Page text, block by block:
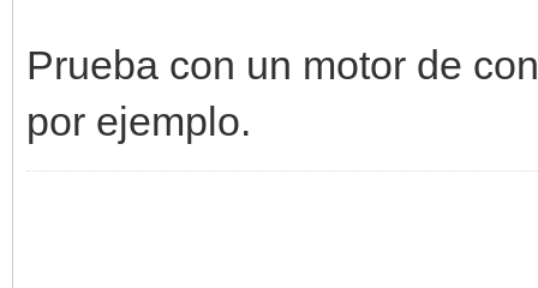
Prueba con un motor de
por ejemplo.